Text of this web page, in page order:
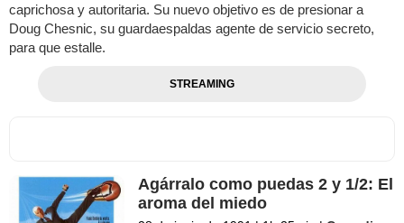
caprichosa y autoritaria. Su nuevo objetivo es de presionar a
Doug Chesnic, su guardaespaldas agente de servicio secreto,
para que estalle.
STREAMING
Agárralo como puedas 2 y 1/2: El
aroma del miedo